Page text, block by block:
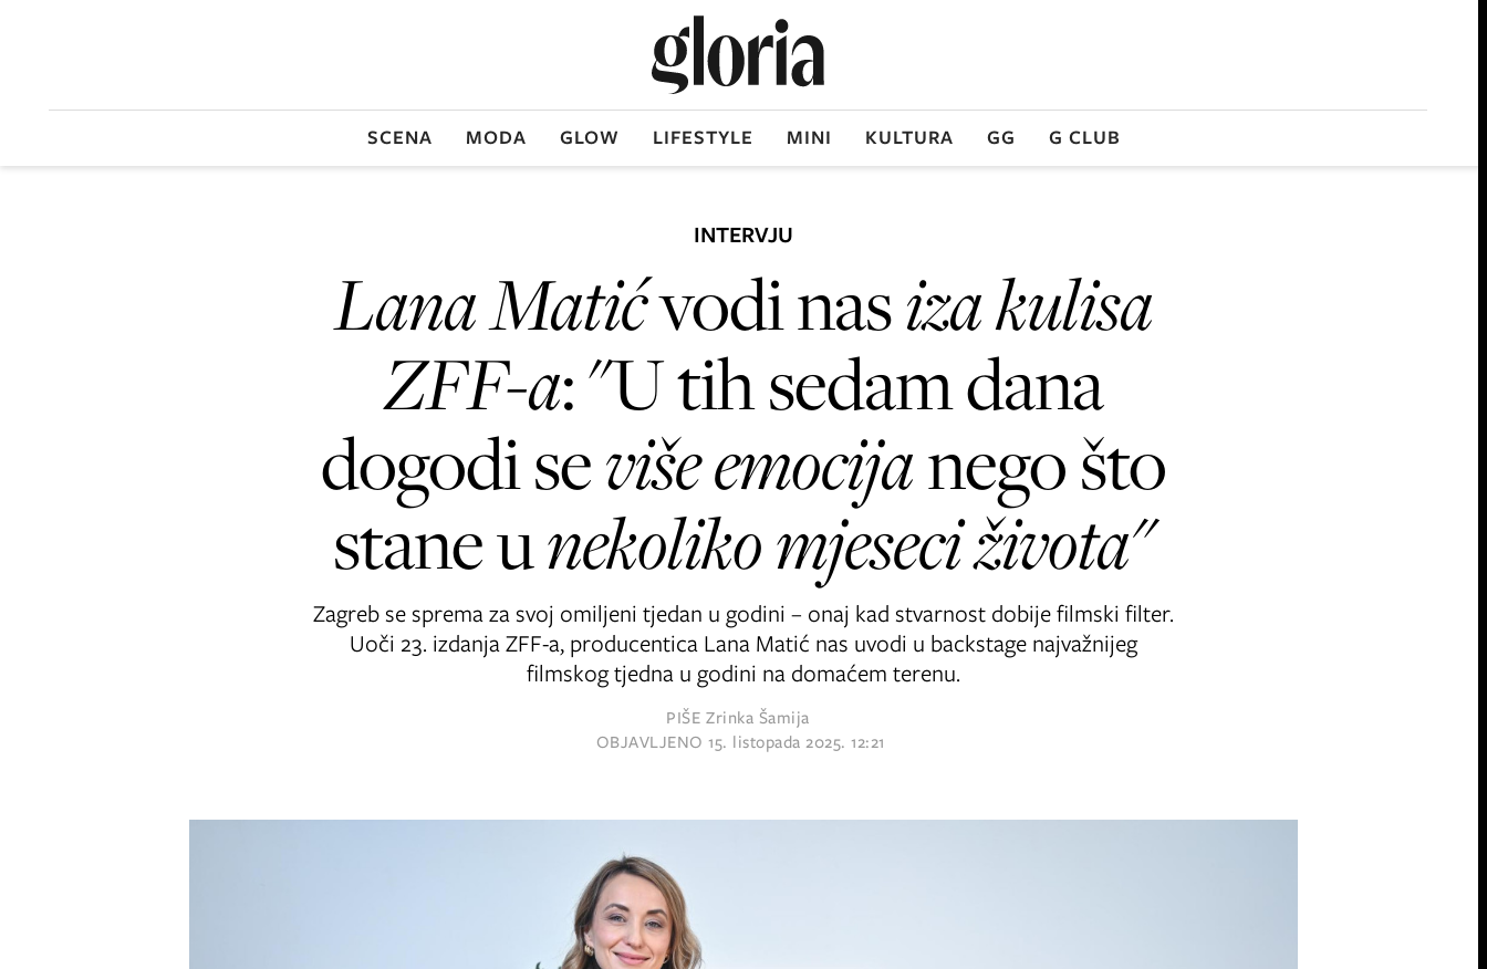
SCENA MODA GLOW LIFESTYLE MINI KULTURA GG G CLUB
INTERVJU
Lana Matićvodi nasiza kulisa
ZFF-a: "U tih sedam dana
dogodi seviše emocijanego što
stane unekoliko mjeseci života"
Zagreb se sprema za svoj omiljeni tjedan u godini – onaj kad stvarnost dobije filmski filter.
Uoči 23. izdanja ZFF-a, producentica Lana Matić nas uvodi u backstage najvažnijeg
filmskog tjedna u godini na domaćem terenu.
PIŠE Zrinka Šamija
OBJAVLJENO15. listopada 2025. 12:21